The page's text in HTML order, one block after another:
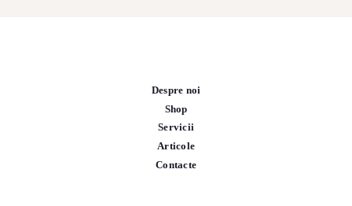
Despre noi
Shop
Servicii
Articole
Contacte